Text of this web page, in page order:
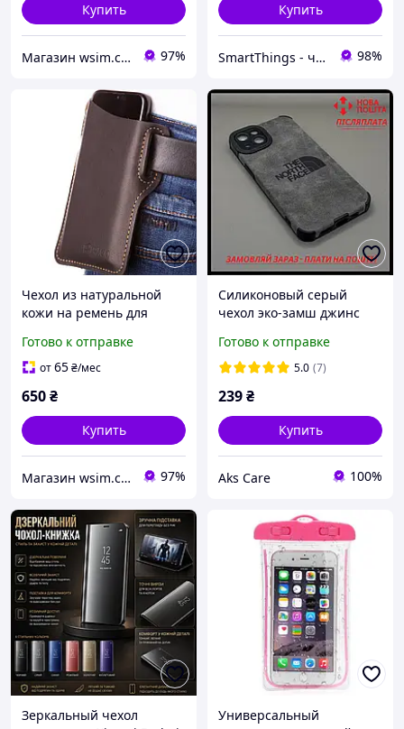
Купить
Магазин wsim.com.ua 97%
Купить
SmartThings - чехлы для телефонов Xiaomi, Samsung, iPhone и других брендов 98%
Чехол из натуральной
кожи на ремень для
Готово к отправке
от65₴/мес
650₴
Купить
Магазин wsim.com.ua 97%
Силиконовый серый
чехол эко-замш джинс
Face iPhone
Готово к отправке
5.0 (7)
239₴
Купить
Aks Care 100%
Зеркальный чехол
Универсальный